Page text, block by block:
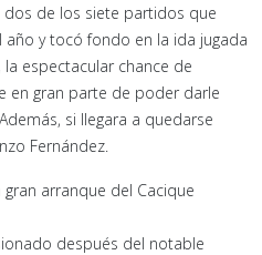
de los siete partidos que
y tocó fondo en la ida jugada
espectacular chance de
en gran parte de poder darle
si llegara a quedarse
Fernández.
arranque del Cacique
después del notable